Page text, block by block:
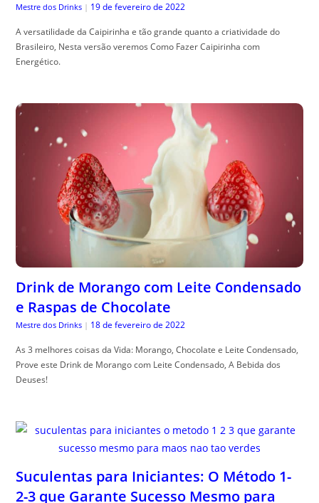
Mestre dos Drinks | 19 de fevereiro de 2022
A versatilidade da Caipirinha e tão grande quanto a criatividade do
Brasileiro, Nesta versão veremos Como Fazer Caipirinha com
Energético.
Drink de Morango com Leite Condensado
e Raspas de Chocolate
Mestre dos Drinks | 18 de fevereiro de 2022
As 3 melhores coisas da Vida: Morango, Chocolate e Leite Condensado,
Prove este Drink de Morango com Leite Condensado, A Bebida dos
Deuses!
Suculentas para Iniciantes: O Método 1-
2-3 que Garante Sucesso Mesmo para